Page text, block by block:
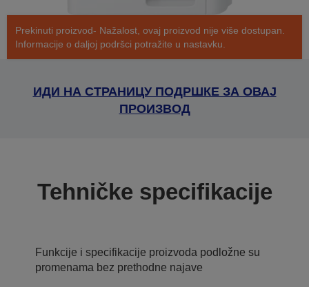
Prekinuti proizvod- Nažalost, ovaj proizvod nije više dostupan.
Informacije o daljoj podršci potražite u nastavku.
ИДИ НА СТРАНИЦУ ПОДРШКЕ ЗА ОВАЈ
ПРОИЗВОД
Tehničke specifikacije
Funkcije i specifikacije proizvoda podložne su
promenama bez prethodne najave